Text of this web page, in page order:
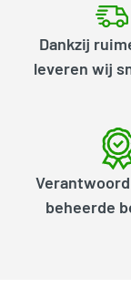
Dankzij
leveren wij
beheerde